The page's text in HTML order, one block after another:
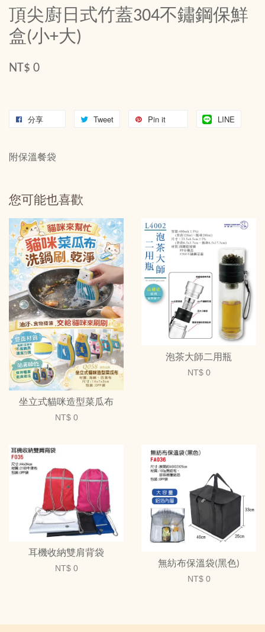
頂尖廚日式竹蓋304不鏽鋼保鮮
盒(小+大)
NT$ 0
分享 Tweet Pin it LINE
附保溫餐袋
您可能也喜歡
坐立式貓咪造型菜瓜布
NT$ 0
泡茶大師二用瓶
NT$ 0
耳機收納雙肩背袋
NT$ 0 無紡布保溫袋(黑色)
NT$ 0